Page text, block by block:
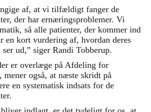
af, at vi tilfældigt fanger de
der har ernæringsproblemer. Vi
så alle patienter, der kommer ind
en kort vurdering af, hvordan deres
ud,” siger Randi Tobberup.
er overlæge på Afdeling for
også, at næste skridt på
en systematisk indsats for de